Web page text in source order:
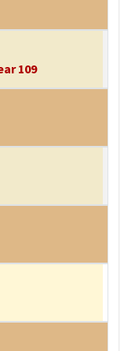
109